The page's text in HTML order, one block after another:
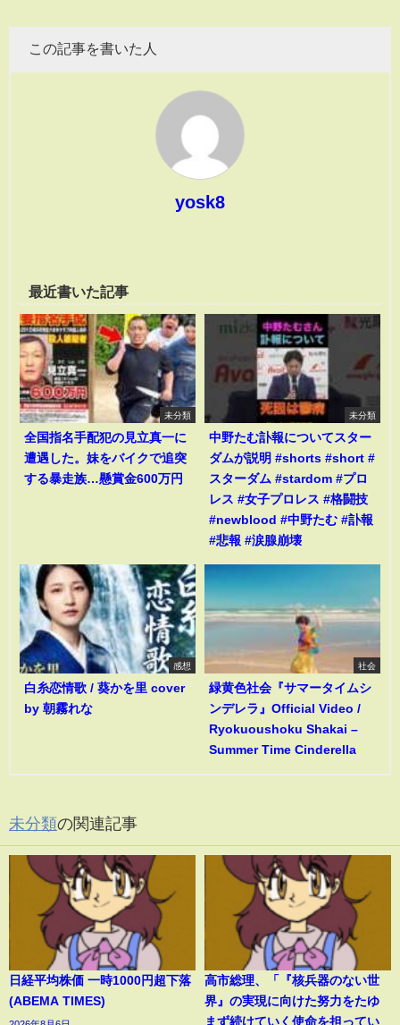
この記事を書いた人
yosk8
最近書いた記事
未分類
全国指名手配犯の見立真一に
遭遇した。妹をバイクで追突
する暴走族…懸賞金600万円
未分類
中野たむ訃報についてスター
ダムが説明 #shorts #short #
スターダム #stardom #プロ
レス #女子プロレス #格闘技
#newblood #中野たむ #訃報
#悲報 #涙腺崩壊
感想
白糸恋情歌 / 葵かを里 cover
by 朝霧れな
社会
緑黄色社会『サマータイムシ
ンデレラ』Official Video /
Ryokuoushoku Shakai –
Summer Time Cinderella
未分類の関連記事
日経平均株価 一時1000円超下落
(ABEMA TIMES)
高市総理、「『核兵器のない世
界』の実現に向けた努力をたゆ
まず続けていく使命を担ってい